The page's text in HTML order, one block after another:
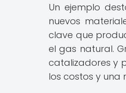
Un ejemplo
nuevos
clave que
el gas natural.
catalizadores y
los costos y una